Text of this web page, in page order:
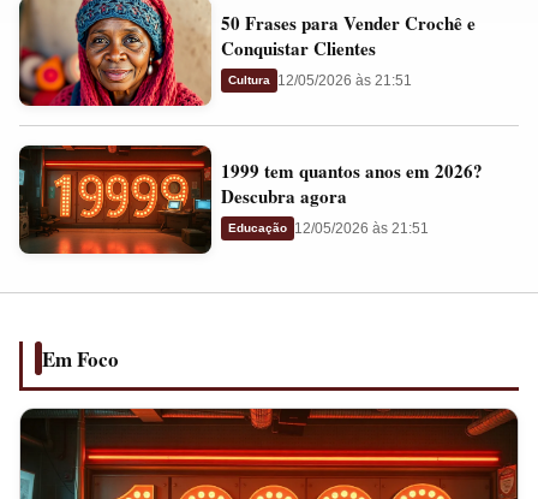
Significa?
50
Frases
para
Vender
Crochê
e
Conquistar
Clientes
50 Frases para Vender Crochê e
Conquistar Clientes
Cultura 12/05/2026 às 21:51
1999
tem
quantos
anos
Descubra
agora
1999 tem quantos anos em 2026?
Descubra agora
Educação 12/05/2026 às 21:51
Em Foco